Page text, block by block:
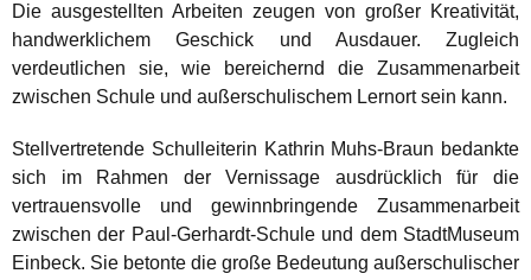
Die ausgestellten Arbeiten zeugen von großer Kreativität,
handwerklichem Geschick und Ausdauer. Zugleich
verdeutlichen sie, wie bereichernd die Zusammenarbeit
zwischen Schule und außerschulischem Lernort sein kann.
Stellvertretende Schulleiterin Kathrin Muhs-Braun bedankte
sich im Rahmen der Vernissage ausdrücklich für die
vertrauensvolle und gewinnbringende Zusammenarbeit
zwischen der Paul-Gerhardt-Schule und dem StadtMuseum
Einbeck. Sie betonte die große Bedeutung außerschulischer